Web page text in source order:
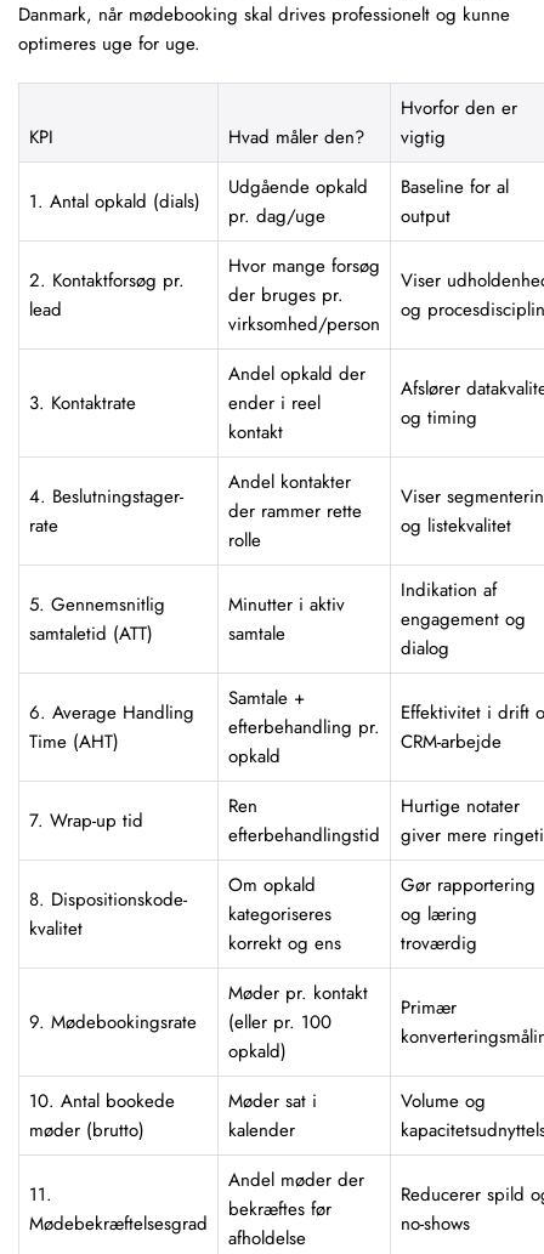
Danmark, når mødebooking skal drives professionelt og kunne
optimeres uge for uge.
KPI Hvad måler den?
Hvorfor den er
vigtig
1. Antal opkald (dials)
Udgående opkald
pr. dag/uge
Baseline for al
output
2. Kontaktforsøg pr.
lead
Hvor mange forsøg
der bruges pr.
virksomhed/person
Viser
og procesdisciplin
3. Kontaktrate
Andel opkald der
ender i reel
kontakt
Afslører
og timing
4. Beslutningstager-
rate
Andel kontakter
der rammer rette
rolle
Viser
og listekvalitet
5. Gennemsnitlig
samtaletid (ATT)
Minutter i aktiv
samtale
Indikation af
engagement og
dialog
6. Average Handling
Time (AHT)
Samtale +
efterbehandling pr.
opkald
Effektivitet i drift
CRM-arbejde
7. Wrap-up tid
Ren
efterbehandlingstid
Hurtige notater
giver mere
8. Dispositionskode-
kvalitet
Om opkald
kategoriseres
korrekt og ens
Gør rapportering
og læring
troværdig
9. Mødebookingsrate
Møder pr. kontakt
(eller pr. 100
opkald)
Primær
10. Antal bookede
møder (brutto)
Møder sat i
kalender
Volume og
11.
Mødebekræftelsesgrad
Andel møder der
bekræftes før
afholdelse
Reducerer spild
no-shows